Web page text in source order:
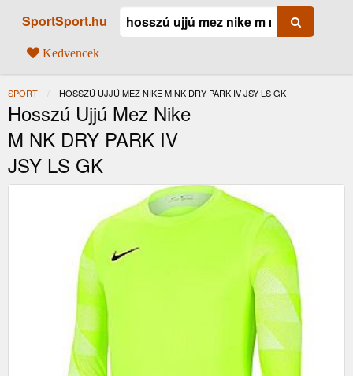
SportSport.hu
Kedvencek
SPORT JELENLEGI:
HOSSZÚ UJJÚ MEZ NIKE M NK DRY PARK IV JSY LS GK
Hosszú Ujjú Mez Nike
M NK DRY PARK IV
JSY LS GK